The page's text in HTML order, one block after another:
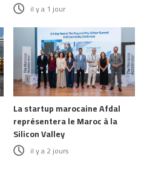
il y a 1 jour
La startup marocaine Afdal
représentera le Maroc à la
Silicon Valley
il y a 2 jours